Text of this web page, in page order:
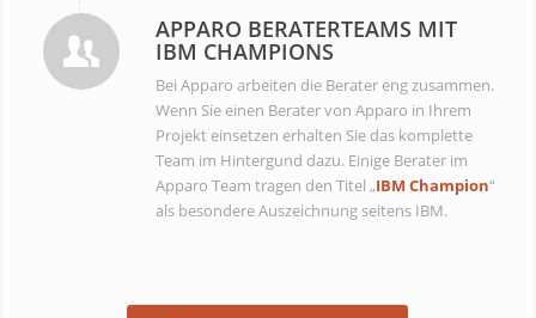
APPARO BERATERTEAMS MIT
IBM CHAMPIONS
Bei Apparo arbeiten die Berater eng zusammen.
Wenn Sie einen Berater von Apparo in Ihrem
Projekt einsetzen erhalten Sie das komplette
Team im Hintergund dazu. Einige Berater im
Apparo Team tragen den Titel „IBM Champion“
als besondere Auszeichnung seitens IBM.